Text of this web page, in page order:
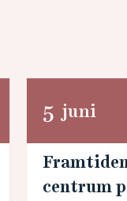
5 juni
centrum